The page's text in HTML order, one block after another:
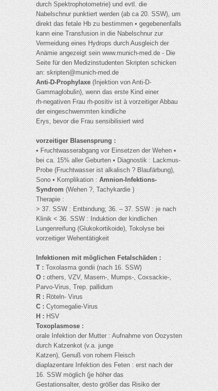
durch Spektrophotometrie) und evtl. die
Nabelschnur punktiert werden (ab ca 20. SSW), um
direkt das fetale Hb zu bestimmen • gegebenenfalls
kann eine Transfusion in die Nabelschnur zur
Vermeidung eines Hydrops durch Ausgleich der
Anämie angezeigt sein www.munich-med.de - Die
Seite für den Medizinstudenten Skripten schicken
an:skripten@munich-med.de
Anti-D-Prophylaxe(Injektion von Anti-D-
Gammaglobulin), wenn das erste Kind einer
rh-negativen Frau rh-positiv ist à vorzeitiger Abbau
der eingeschwemmten kindliche
Erys, bevor die Frau sensibilisiert wird
vorzeitiger Blasensprung :
• Fruchtwasserabgang vor Einsetzen der Wehen •
bei ca. 15% aller Geburten • Diagnostik : Lackmus-
Probe (Fruchtwasser ist alkalisch ? Blaufärbung),
Sono • Komplikation :Amnion-Infektions-
Syndrom(Wehen ?, Tachykardie )
Therapie :
> 37. SSW : Entbindung; 36. – 37. SSW : je nach
Klinik < 36. SSW : Induktion der kindlichen
Lungenreifung (Glukokortikoide), Tokolyse bei
vorzeitiger Wehentätigkeit
Infektionen mit möglichen Fetalschäden :
T :Toxolasma gondii (nach 16. SSW)
O :others, VZV, Masern-, Mumps-, Coxsackie-,
Parvo-Virus, Trep. pallidum
R :Röteln- Virus
C :Cytomegalie-Virus
H :HSV
Toxoplasmose :
orale Infektion der Mutter : Aufnahme von Oozysten
durch Katzenkot (v.a. junge
Katzen), Genuß von rohem Fleisch
diaplazentare Infektion des Feten : erst nach der
16. SSW möglich (je höher das
Gestationsalter, desto größer das Risiko der